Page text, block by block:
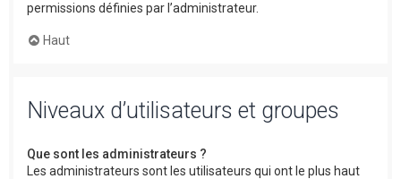
permissions définies par l’administrateur.
Haut
Niveaux d’utilisateurs et groupes
Que sont les administrateurs ?
Les administrateurs sont les utilisateurs qui ont le plus haut